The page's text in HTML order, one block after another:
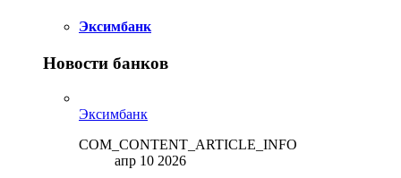
Эксимбанк
Новости банков
Эксимбанк
COM_CONTENT_ARTICLE_INFO
апр 10 2026